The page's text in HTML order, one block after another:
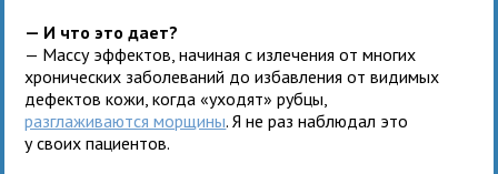
— И что это дает?
— Массу эффектов, начиная с излечения от многих
хронических заболеваний до избавления от видимых
дефектов кожи, когда «уходят» рубцы,
разглаживаются морщины. Я не раз наблюдал это
у своих пациентов.